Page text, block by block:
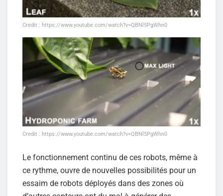
Credit : https://www.youtube.com/watch?v=QBNl5PgWhn0
Credit : https://www.youtube.com/watch?v=QBNl5PgWhn0
Le fonctionnement continu de ces robots, même à
ce rythme, ouvre de nouvelles possibilités pour un
essaim de robots déployés dans des zones où